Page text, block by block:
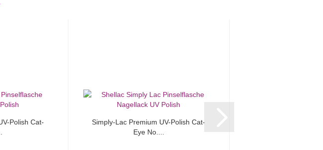
Polish Cat-
Simply-Lac Premium UV-Polish Cat-
Eye No....